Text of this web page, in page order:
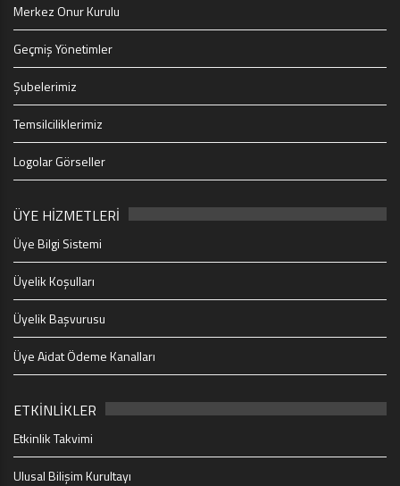
Merkez Onur Kurulu
Geçmiş Yönetimler
Şubelerimiz
Temsilciliklerimiz
Logolar Görseller
ÜYE HİZMETLERİ
Üye Bilgi Sistemi
Üyelik Koşulları
Üyelik Başvurusu
Üye Aidat Ödeme Kanalları
ETKİNLİKLER
Etkinlik Takvimi
Ulusal Bilişim Kurultayı